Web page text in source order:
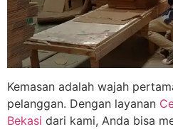
Kemasan adalah wajah
pelanggan. Dengan layanan
Bekasi dari kami, Anda bisa